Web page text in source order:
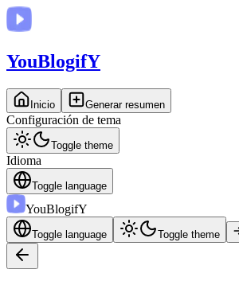
YouBlogifY
Inicio Generar resumen
Configuración de tema
Toggle theme
Idioma
Toggle language
YouBlogifY
Toggle language Toggle theme